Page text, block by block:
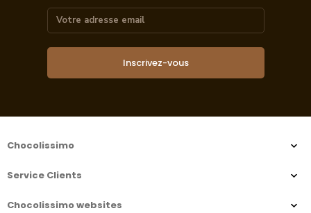
Inscrivez-vous
Chocolissimo
Service Clients
Chocolissimo websites